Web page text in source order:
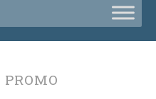
PROMO